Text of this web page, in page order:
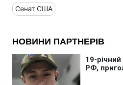
Сенат США